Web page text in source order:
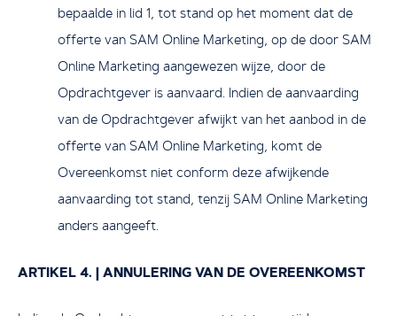
bepaalde in lid 1, tot stand op het moment dat de
offerte van SAM Online Marketing, op de door SAM
Online Marketing aangewezen wijze, door de
Opdrachtgever is aanvaard. Indien de aanvaarding
van de Opdrachtgever afwijkt van het aanbod in de
offerte van SAM Online Marketing, komt de
Overeenkomst niet conform deze afwijkende
aanvaarding tot stand, tenzij SAM Online Marketing
anders aangeeft.
ARTIKEL 4. | ANNULERING VAN DE OVEREENKOMST